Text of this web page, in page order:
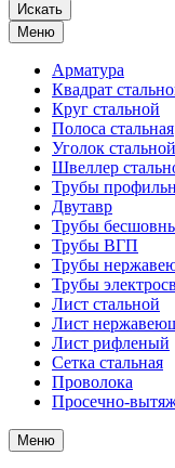
Искать
Меню
Арматура
Квадрат
Круг стальной
Полоса стальная
Уголок стальной
Швеллер
Трубы
Двутавр
Трубы
Трубы ВГП
Трубы
Трубы
Лист стальной
Лист
Лист рифленый
Сетка стальная
Проволока
Просечно-
Меню